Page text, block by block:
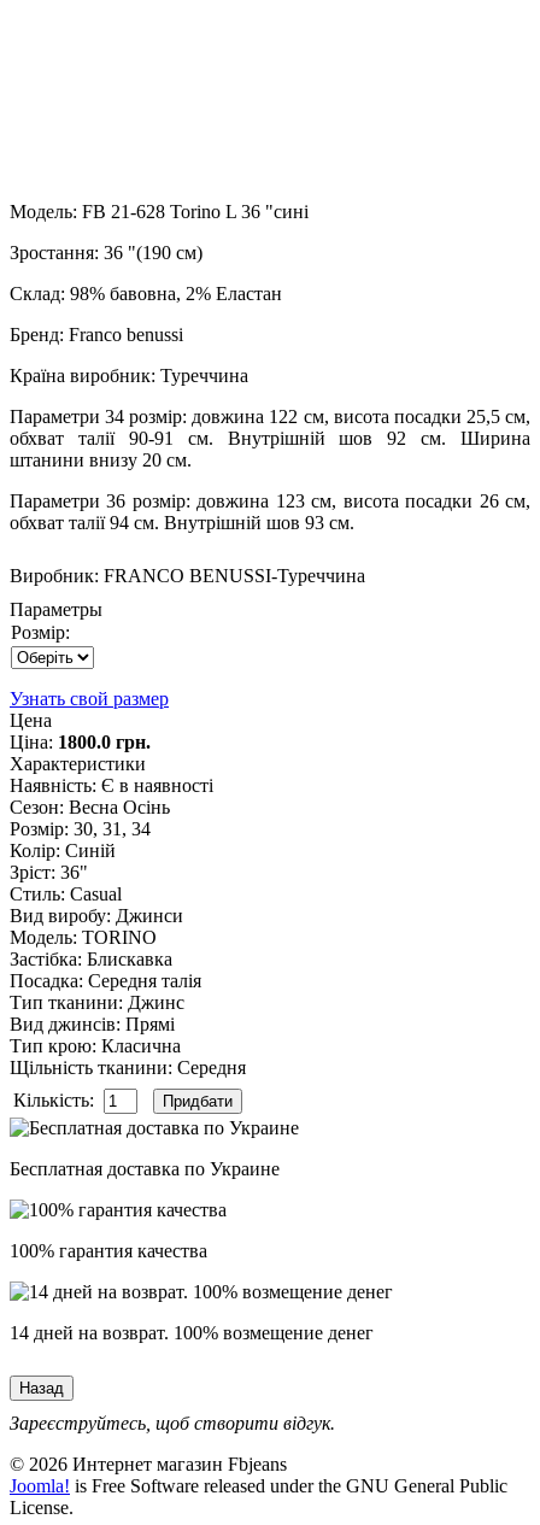
Модель: FB 21-628 Torino L 36 "сині
Зростання: 36 "(190 см)
Склад: 98% бавовна, 2% Еластан
Бренд: Franco benussi
Країна виробник: Туреччина
Параметри 34 розмір: довжина 122 см, висота посадки 25,5 см,
обхват талії 90-91 см. Внутрішній шов 92 см. Ширина
штанини внизу 20 см.
Параметри 36 розмір: довжина 123 см, висота посадки 26 см,
обхват талії 94 см. Внутрішній шов 93 см.
Виробник: FRANCO BENUSSI-Туреччина
Параметры
Розмір:
Узнать свой размер
Цена
Ціна: 1800.0 грн.
Характеристики
Наявність: Є в наявності
Сезон: Весна Осінь
Розмір: 30, 31, 34
Колір: Синій
Зріст: 36"
Стиль: Casual
Вид виробу: Джинси
Модель: TORINO
Застібка: Блискавка
Посадка: Середня талія
Тип тканини: Джинс
Вид джинсів: Прямі
Тип крою: Класична
Щільність тканини: Середня
Кількість:
Бесплатная доставка по Украине
100% гарантия качества
14 дней на возврат. 100% возмещение денег
Зареєструйтесь, щоб створити відгук.
© 2026 Интернет магазин Fbjeans
Joomla! is Free Software released under the GNU General Public
License.